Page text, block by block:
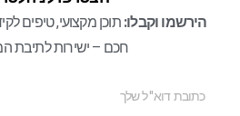
הירשמו וקבלו: תוכן מקצועי, טיפים
חכם – ישירות לתיבת